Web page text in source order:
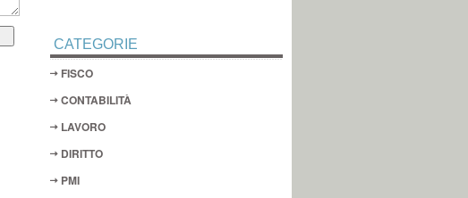
CATEGORIE
FISCO
CONTABILITÀ
LAVORO
DIRITTO
PMI